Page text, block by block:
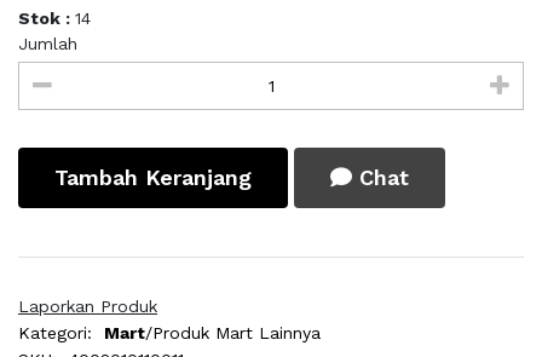
Stok : 14
Jumlah
Tambah Keranjang Chat
Laporkan Produk
Kategori:
Mart/Produk Mart Lainnya